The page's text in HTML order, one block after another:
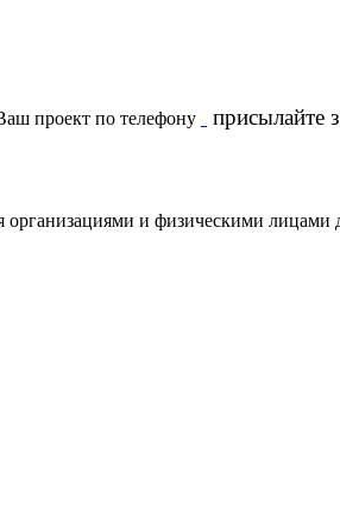
проект по телефону присылайте
и физическими лицами